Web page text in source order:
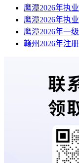
鹰潭2026年执
鹰潭2026年执
鹰潭2026年一
赣州2026年注